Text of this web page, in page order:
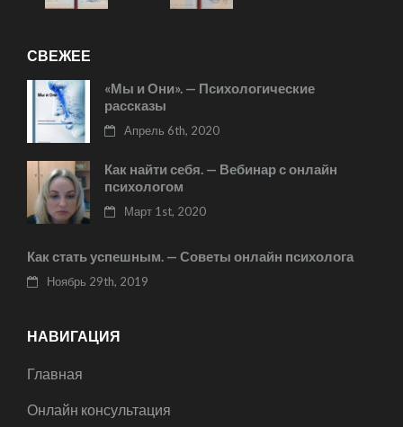
СВЕЖЕЕ
«Мы и Они». — Психологические
рассказы
Апрель 6th, 2020
Как найти себя. — Вебинар с онлайн
психологом
Март 1st, 2020
Как стать успешным. — Советы онлайн психолога
Ноябрь 29th, 2019
НАВИГАЦИЯ
Главная
Онлайн консультация